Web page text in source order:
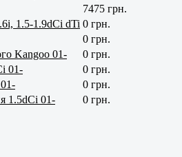
7475 грн.
1.5-1.9dCi dTi 0 грн.
0 грн.
Kangoo 01-
0 грн.
01-
0 грн.
0 грн.
1.5dCi 01-
0 грн.